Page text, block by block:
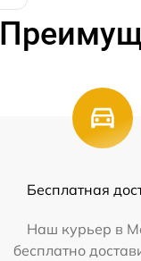
Бесплатная
Наш курьер в
бесплатно